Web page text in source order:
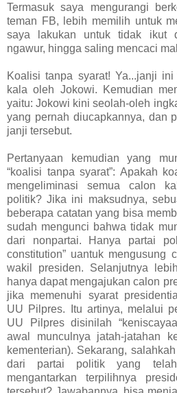
Termasuk saya mengurangi
teman FB, lebih memilih untuk
saya lakukan untuk tidak ikut
ngawur, hingga saling mencaci
Koalisi tanpa syarat! Ya...janji
kala oleh Jokowi. Kemudian
yaitu: Jokowi kini seolah-oleh
yang pernah diucapkannya, dan
janji tersebut.
Pertanyaan kemudian yang
“koalisi tanpa syarat”: Apakah
mengeliminasi semua calon
politik? Jika ini maksudnya,
beberapa catatan yang bisa
sudah mengunci bahwa tidak
dari nonpartai. Hanya partai
constitution” uantuk mengusung
wakil presiden. Selanjutnya
hanya dapat mengajukan calon
jika memenuhi syarat
UU Pilpres. Itu artinya, melalui
UU Pilpres disinilah
awal munculnya jatah-jatahan
kementerian). Sekarang,
dari partai politik yang
mengantarkan terpilihnya